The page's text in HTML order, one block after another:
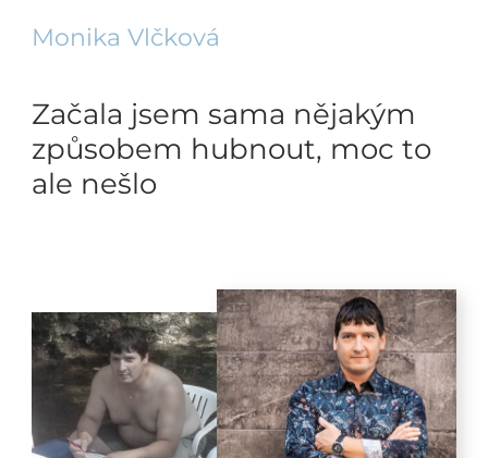
Monika Vlčková
Začala jsem sama nějakým
způsobem hubnout, moc to
ale nešlo